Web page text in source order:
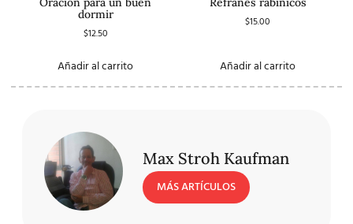
dormir
$12.50
Añadir al carrito
$15.00
Añadir al carrito
Max Stroh Kaufman
MÁS ARTÍCULOS